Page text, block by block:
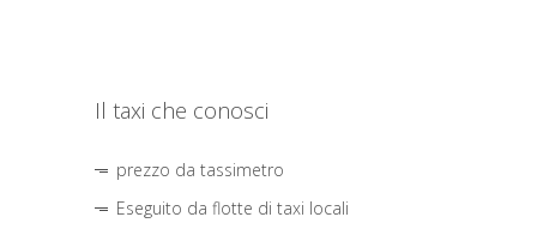
Il taxi che conosci
prezzo da tassimetro
Eseguito da flotte di taxi locali